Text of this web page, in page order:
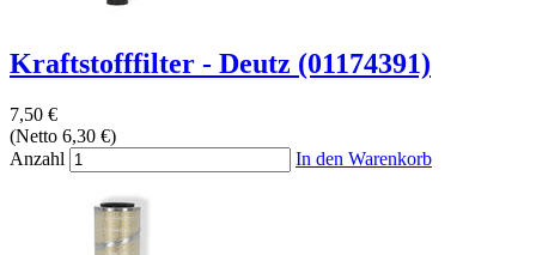
Kraftstofffilter - Deutz (01174391)
7,50 €
(Netto 6,30 €)
Anzahl
In den Warenkorb